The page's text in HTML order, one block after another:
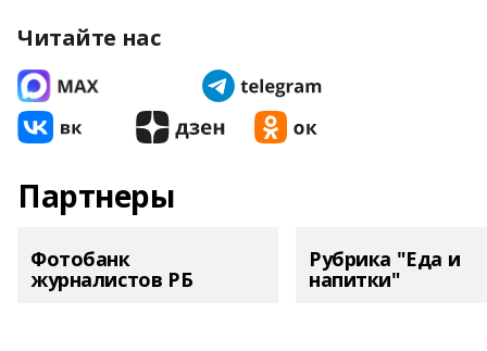
Читайте нас
Партнеры
Фотобанк
журналистов РБ
Рубрика "Еда и
напитки"